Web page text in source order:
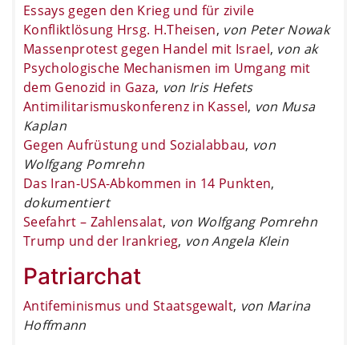
Essays gegen den Krieg und für zivile
Konfliktlösung Hrsg. H.Theisen, von Peter Nowak
Massenprotest gegen Handel mit Israel, von ak
Psychologische Mechanismen im Umgang mit
dem Genozid in Gaza, von Iris Hefets
Antimilitarismuskonferenz in Kassel, von Musa
Kaplan
Gegen Aufrüstung und Sozialabbau, von
Wolfgang Pomrehn
Das Iran-USA-Abkommen in 14 Punkten,
dokumentiert
Seefahrt – Zahlensalat, von Wolfgang Pomrehn
Trump und der Irankrieg, von Angela Klein
Patriarchat
Antifeminismus und Staatsgewalt, von Marina
Hoffmann